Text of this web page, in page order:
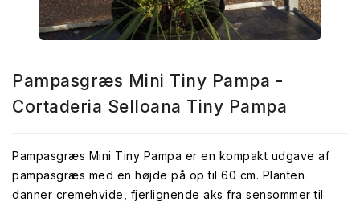
Pampasgræs Mini Tiny Pampa -
Cortaderia Selloana Tiny Pampa
Pampasgræs Mini Tiny Pampa er en kompakt udgave af
pampasgræs med en højde på op til 60 cm. Planten
danner cremehvide, fjerlignende aks fra sensommer til